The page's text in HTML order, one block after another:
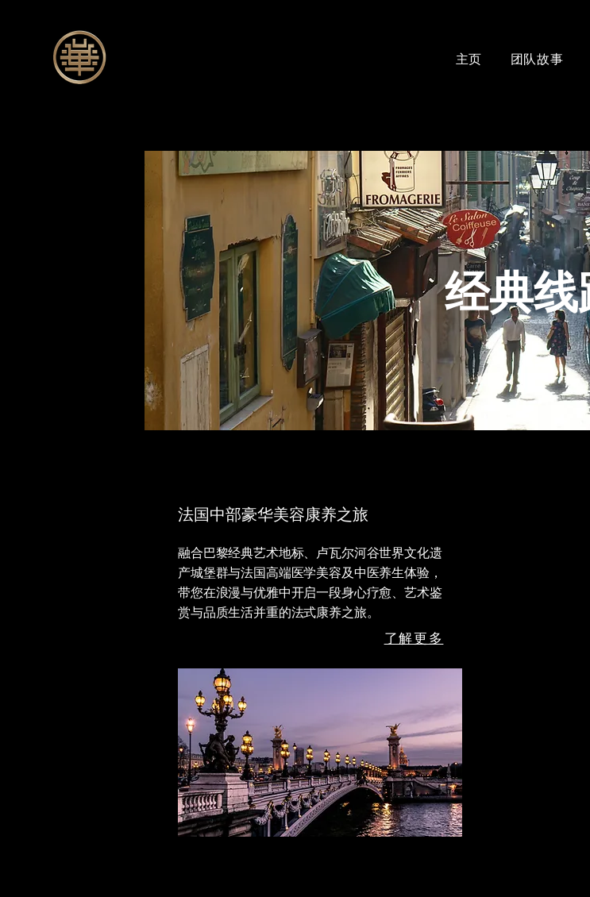
主页 团队故事
经典线
法国中部豪华美容康养之旅
融合巴黎经典艺术地标、卢瓦尔河谷世界文化遗
产城堡群与法国高端医学美容及中医养生体验，
带您在浪漫与优雅中开启一段身心疗愈、艺术鉴
赏与品质生活并重的法式康养之旅。
了解更多